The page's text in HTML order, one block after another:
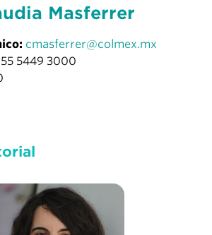
Masferrer
cmasferrer@colmex.mx
5449 3000